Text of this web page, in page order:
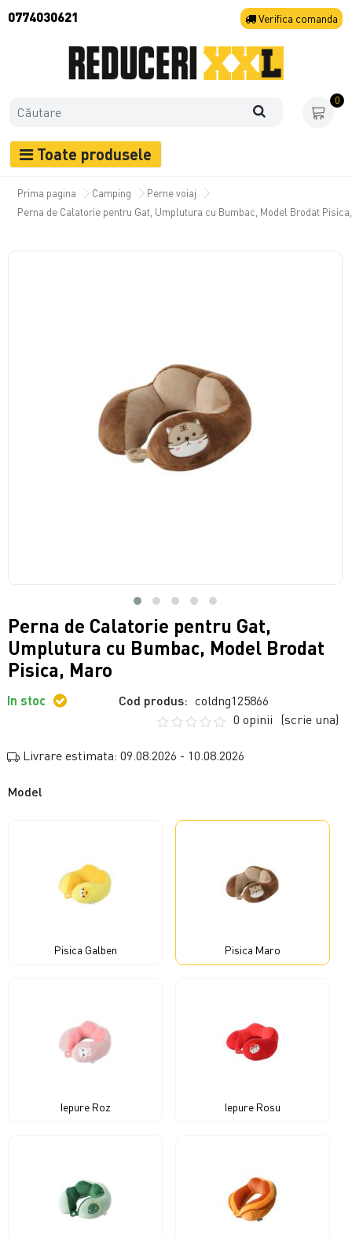
0774030621 Verifica comanda
0
Toate produsele
Prima pagina Camping
Perne voiaj
Perna de Calatorie pentru Gat, Umplutura cu Bumbac, Model Brodat
Perna de Calatorie pentru Gat,
Umplutura cu Bumbac, Model Brodat
Pisica, Maro
In stoc Cod produs: coldng125866
0 opinii (scrie una)
Livrare estimata: 09.08.2026 - 10.08.2026
Model
Pisica Galben Pisica Maro
Iepure Roz Iepure Rosu